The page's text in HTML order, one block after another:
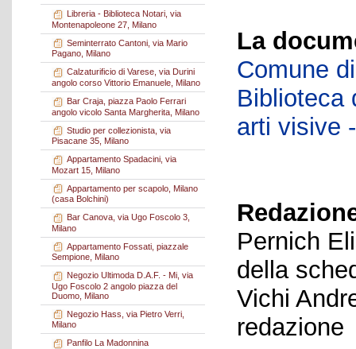
Libreria - Biblioteca Notari, via
Montenapoleone 27, Milano
Seminterrato Cantoni, via Mario
Pagano, Milano
Calzaturificio di Varese, via Durini
angolo corso Vittorio Emanuele, Milano
Bar Craja, piazza Paolo Ferrari
angolo vicolo Santa Margherita, Milano
Studio per collezionista, via
Pisacane 35, Milano
Appartamento Spadacini, via
Mozart 15, Milano
Appartamento per scapolo, Milano
(casa Bolchini)
Bar Canova, via Ugo Foscolo 3,
Milano
Appartamento Fossati, piazzale
Sempione, Milano
Negozio Ultimoda D.A.F. - Mi, via
Ugo Foscolo 2 angolo piazza del
Duomo, Milano
Negozio Hass, via Pietro Verri,
Milano
Panfilo La Madonnina
La
Comune
Biblioteca
arti visive
Pernich
della
Vichi
redazione